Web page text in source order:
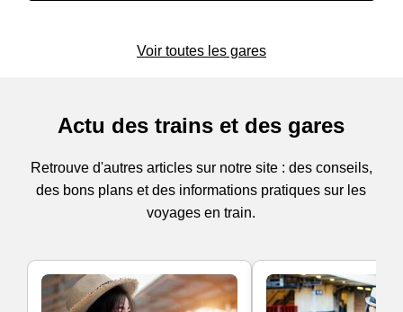
Voir toutes les gares
Actu des trains et des gares
Retrouve d'autres articles sur notre site : des conseils,
des bons plans et des informations pratiques sur les
voyages en train.